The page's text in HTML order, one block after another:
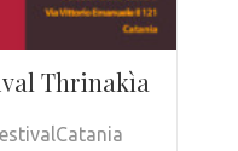
Thrinakìa